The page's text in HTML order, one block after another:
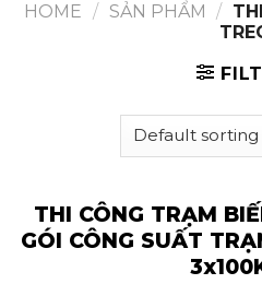
HOME / SẢN PHẨM /
THI CÔNG TRẠM
GÓI CÔNG SUẤT